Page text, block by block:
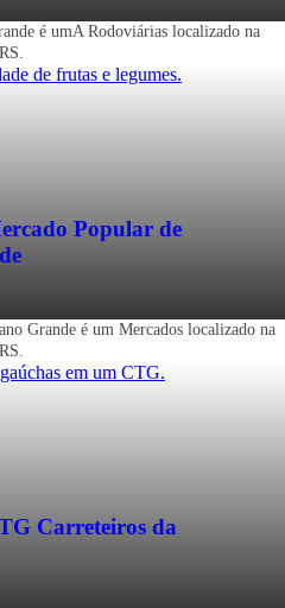
é umA Rodoviárias localizado na
Popular de
Grande é um Mercados localizado na
Carreteiros da